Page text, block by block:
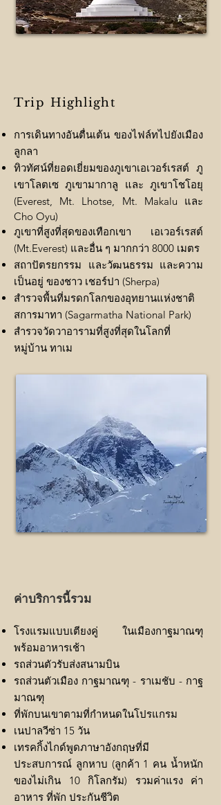
Trip Highlight
การเดินทางอันตื่นเต้น ของไฟล์ทไปยังเมือง
ลูกลา
ทิวทัศน์ที่ยอดเยี่ยมของภูเขาเอเวอร์เรสต์ ภู
เขาโลตเซ ภูเขามากาลู และ ภูเขาโชโอยุ
(Everest, Mt. Lhotse, Mt. Makalu และ
Cho Oyu)
ภูเขาที่สูงที่สุดของเทือกเขา เอเวอร์เรสต์
(Mt.Everest) และอื่น ๆ มากกว่า 8000 เมตร
สถาปัตรยกรรม และวัฒนธรรม และความ
เป็นอยู่ ของชาว เชอร์ปา (Sherpa)
สำรวจพื้นที่มรดกโลกของอุทยานแห่งชาติ
สการมาทา (Sagarmatha National Park)
สำรวจวัดวาอารามที่สูงที่สุดในโลกที่
หมู่บ้าน ทาเม
ค่าบริการนี้รวม
โรงแรมแบบเตียงคู่ ในเมืองกาฐมาณฑุ
พร้อมอาหารเช้า
รถส่วนตัวรับส่งสนามบิน
รถส่วนตัวเมือง กาฐมาณฑุ - ราเมชับ - กาฐ
มาณฑุ
ที่พักบนเขาตามที่กำหนดในโปรแกรม
เนปาลวีซ่า 15 วัน
เทรคกิ้งไกด์พูดภาษาอังกฤษที่มี
ประสบการณ์ ลูกหาบ (ลูกค้า 1 คน น้ำหนัก
ของไม่เกิน 10 กิโลกรัม) รวมค่าแรง ค่า
อาหาร ที่พัก ประกันชีวิต